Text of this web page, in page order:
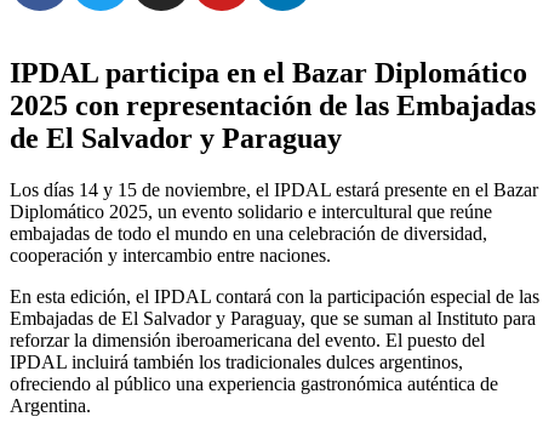
IPDAL participa en el Bazar Diplomático
2025 con representación de las Embajadas
de El Salvador y Paraguay
Los días 14 y 15 de noviembre, el IPDAL estará presente en el Bazar
Diplomático 2025, un evento solidario e intercultural que reúne
embajadas de todo el mundo en una celebración de diversidad,
cooperación y intercambio entre naciones.
En esta edición, el IPDAL contará con la participación especial de las
Embajadas de El Salvador y Paraguay, que se suman al Instituto para
reforzar la dimensión iberoamericana del evento. El puesto del
IPDAL incluirá también los tradicionales dulces argentinos,
ofreciendo al público una experiencia gastronómica auténtica de
Argentina.